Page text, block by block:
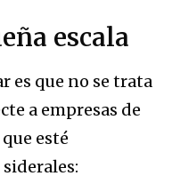
escala
es que no se trata
a empresas de
esté